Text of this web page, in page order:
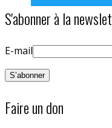
S'abonner à la
E-mail
Faire un don